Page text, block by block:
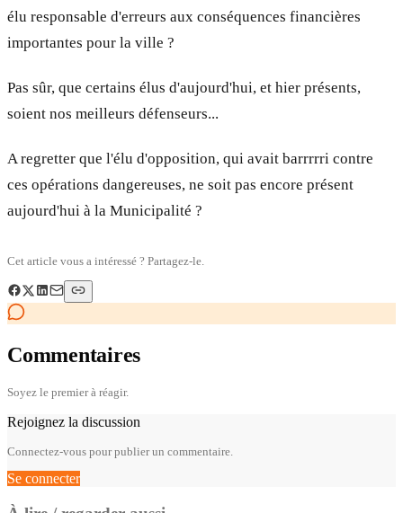
élu responsable d'erreurs aux conséquences financières
importantes pour la ville ?
Pas sûr, que certains élus d'aujourd'hui, et hier présents,
soient nos meilleurs défenseurs...
A regretter que l'élu d'opposition, qui avait barrrrri contre
ces opérations dangereuses, ne soit pas encore présent
aujourd'hui à la Municipalité ?
Cet article vous a intéressé ? Partagez-le.
Commentaires
Soyez le premier à réagir.
Rejoignez la discussion
Connectez-vous pour publier un commentaire.
Se connecter